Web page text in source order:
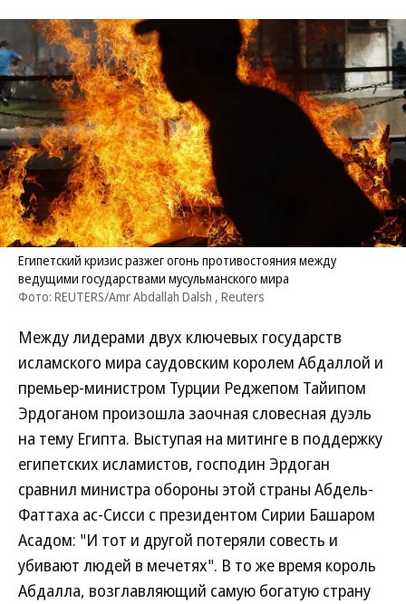
Египетский кризис разжег огонь противостояния между
ведущими государствами мусульманского мира
Фото: REUTERS/Amr Abdallah Dalsh , Reuters
Между лидерами двух ключевых государств
исламского мира саудовским королем Абдаллой и
премьер-министром Турции Реджепом Тайипом
Эрдоганом произошла заочная словесная дуэль
на тему Египта. Выступая на митинге в поддержку
египетских исламистов, господин Эрдоган
сравнил министра обороны этой страны Абдель-
Фаттаха ас-Сисси с президентом Сирии Башаром
Асадом: "И тот и другой потеряли совесть и
убивают людей в мечетях". В то же время король
Абдалла, возглавляющий самую богатую страну